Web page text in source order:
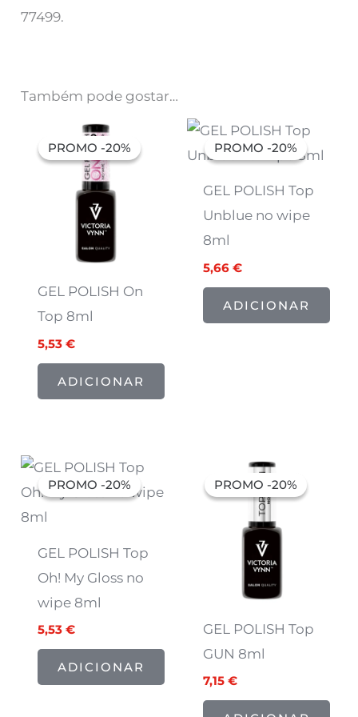
77499.
Também pode gostar…
PROMO -20%
PROMO -20%
GEL POLISH On
Top 8ml
preço
original
5,53 €
O
preço
atual
5,53 €.
ADICIONAR
PROMO -20%
PROMO -20%
GEL POLISH Top
Unblue no wipe
8ml
O
preço
original
7,07 €.
5,66€
O
preço
atual
5,66 €.
ADICIONAR
PROMO -20%
PROMO -20%
GEL POLISH Top
Oh! My Gloss no
wipe 8ml
O
preço
original
era:
6,91 €.
5,53 €
O
preço
atual
ADICIONAR
PROMO -20%
PROMO -20%
GEL POLISH Top
GUN 8ml
preço
original
7,15€
preço
atual
7,15 €.